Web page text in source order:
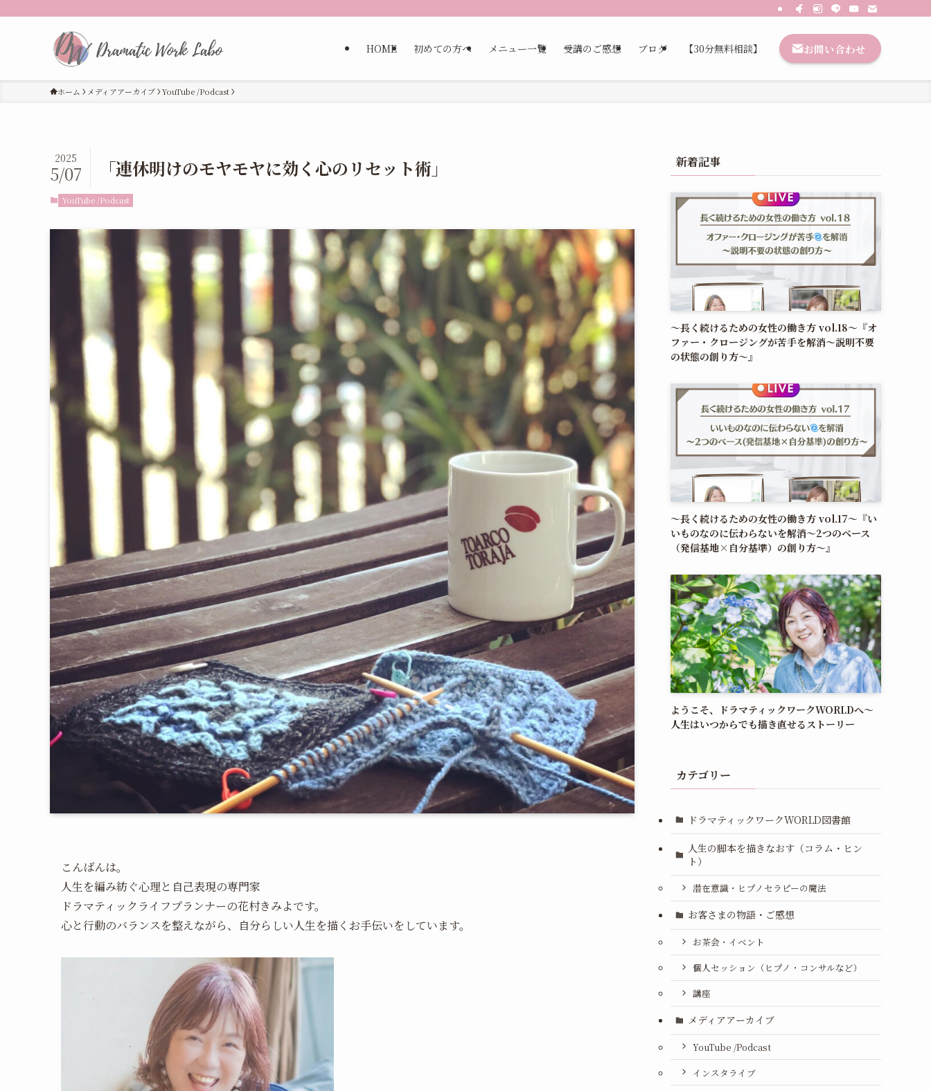
HOME 初めての方へ メニュー一覧 受講のご感想 ブログ 【30分無料相談】 お問い合わせ
ホーム メディアアーカイブ YouTube /Podcast
「連休明けのモヤモヤに効く心のリセット術」
2025
5/07
YouTube /Podcast
こんばんは。
人生を編み紡ぐ心理と自己表現の専門家
ドラマティックライフプランナーの花村きみよです。
心と行動のバランスを整えながら、自分らしい人生を描くお手伝いをしています。
新着記事
〜長く続けるための女性の働き方 vol.18〜『オ
ファー・クロージングが苦手を解消～説明不要
の状態の創り方～』
〜長く続けるための女性の働き方 vol.17〜『い
いものなのに伝わらないを解消〜2つのベース
（発信基地×自分基準）の創り方〜』
ようこそ、ドラマティックワークWORLDへ〜
人生はいつからでも描き直せるストーリー
カテゴリー
ドラマティックワークWORLD図書館
人生の脚本を描きなおす（コラム・ヒン
ト）
潜在意識・ヒプノセラピーの魔法
お客さまの物語・ご感想
お茶会・イベント
個人セッション（ヒプノ・コンサルなど）
講座
メディアアーカイブ
YouTube /Podcast
インスタライブ